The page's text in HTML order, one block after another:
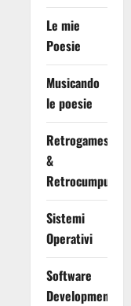
Le mie
Poesie
Musicando
le poesie
Retrogames
&
Retrocumputing
Sistemi
Operativi
Software
Development